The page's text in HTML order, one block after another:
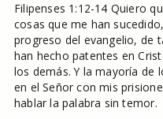
Filipenses 1:12-14 Quiero
cosas que me han
progreso del evangelio, de
han hecho patentes en
los demás. Y la mayoría de
en el Señor con mis
hablar la palabra sin temor.